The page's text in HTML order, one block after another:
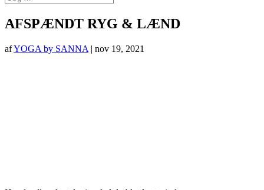
AFSPÆNDT RYG & LÆND
afYOGA by SANNA | nov 19, 2021